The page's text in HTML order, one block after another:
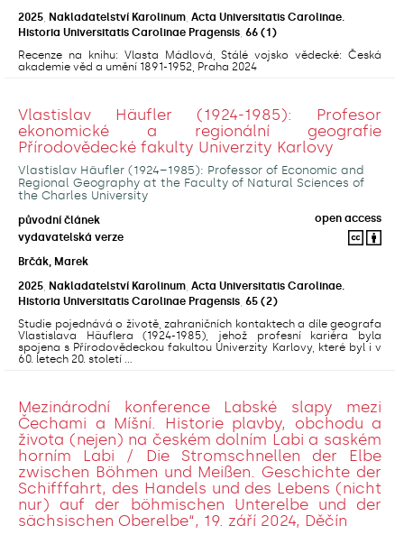
2025 Nakladatelství Karolinum Acta Universitatis Carolinae.
Historia Universitatis Carolinae Pragensis 66 (1)
Recenze na knihu: Vlasta Mádlová, Stálé vojsko vědecké: Česká
akademie věd a umění 1891-1952, Praha 2024
Vlastislav Häufler (1924-1985): Profesor
ekonomické a regionální geografie
Přírodovědecké fakulty Univerzity Karlovy
Vlastislav Häufler (1924–1985): Professor of Economic and
Regional Geography at the Faculty of Natural Sciences of
the Charles University
původní článek
open access
vydavatelská verze
Brčák, Marek
2025 Nakladatelství Karolinum Acta Universitatis Carolinae.
Historia Universitatis Carolinae Pragensis 65 (2)
Studie pojednává o životě, zahraničních kontaktech a díle geografa
Vlastislava Häuflera (1924-1985), jehož profesní kariéra byla
spojena s Přírodovědeckou fakultou Univerzity Karlovy, které byl i v
60. letech 20. století ...
Mezinárodní konference Labské slapy mezi
Čechami a Míšní. Historie plavby, obchodu a
života (nejen) na českém dolním Labi a saském
horním Labi / Die Stromschnellen der Elbe
zwischen Böhmen und Meißen. Geschichte der
Schifffahrt, des Handels und des Lebens (nicht
nur) auf der böhmischen Unterelbe und der
sächsischen Oberelbe“, 19. září 2024, Děčín